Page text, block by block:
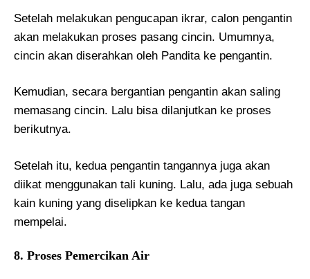
Setelah melakukan pengucapan ikrar, calon pengantin
akan melakukan proses pasang cincin. Umumnya,
cincin akan diserahkan oleh Pandita ke pengantin.
Kemudian, secara bergantian pengantin akan saling
memasang cincin. Lalu bisa dilanjutkan ke proses
berikutnya.
Setelah itu, kedua pengantin tangannya juga akan
diikat menggunakan tali kuning. Lalu, ada juga sebuah
kain kuning yang diselipkan ke kedua tangan
mempelai.
8. Proses Pemercikan Air